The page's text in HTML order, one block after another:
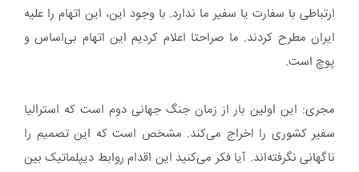
ارتباطی با سفارت یا سفیر ما ندارد. با وجود این، این اتهام را علیه
ایران مطرح کردند. ما صراحتا اعلام کردیم این اتهام بی‌اساس و
پوچ است.
مجری: این اولین بار از زمان جنگ جهانی دوم است که استرالیا
سفیر کشوری را اخراج می‌کند. مشخص است که این تصمیم را
ناگهانی نگرفته‌اند. آیا فکر می‌کنید این اقدام روابط دیپلماتیک بین